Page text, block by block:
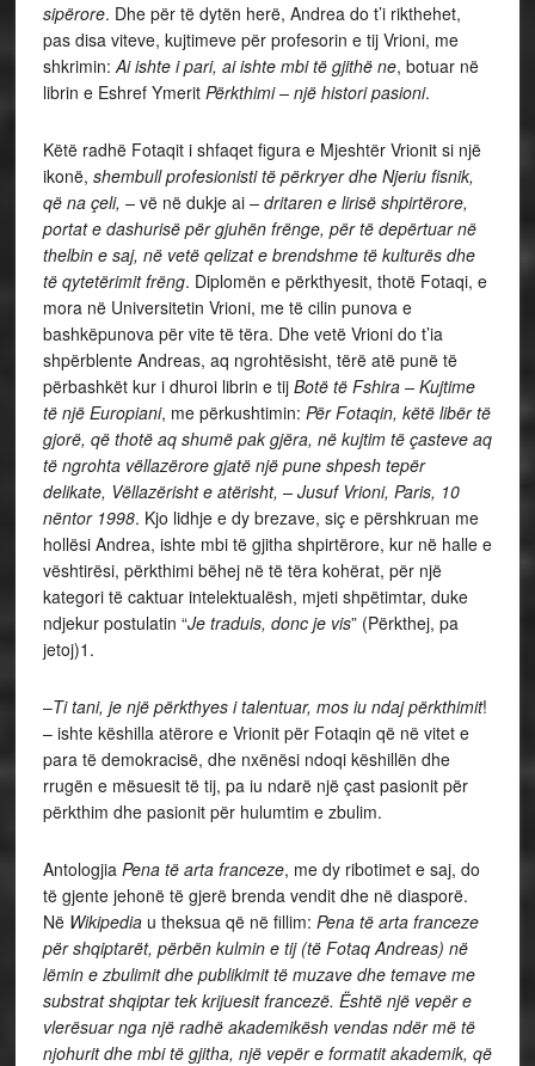
sipërore. Dhe për të dytën herë, Andrea do t’i rikthehet,
pas disa viteve, kujtimeve për profesorin e tij Vrioni, me
shkrimin:Ai ishte i pari, ai ishte mbi të gjithë ne, botuar në
librin e Eshref Ymerit Përkthimi – një histori pasioni.
Këtë radhë Fotaqit i shfaqet figura e Mjeshtër Vrionit si një
ikonë, shembull profesionisti të përkryer dhe Njeriu fisnik,
që na çeli, –vë në dukje ai– dritaren e lirisë shpirtërore,
portat e dashurisë për gjuhën frënge, për të depërtuar në
thelbin e saj, në vetë qelizat e brendshme të kulturës dhe
të qytetërimit frëng. Diplomën e përkthyesit, thotë Fotaqi, e
mora në Universitetin Vrioni, me të cilin punova e
bashkëpunova për vite të tëra. Dhe vetë Vrioni do t’ia
shpërblente Andreas, aq ngrohtësisht, tërë atë punë të
përbashkët kur i dhuroi librin e tij Botë të Fshira – Kujtime
të një Europiani, me përkushtimin: Për Fotaqin, këtë libër të
gjorë, që thotë aq shumë pak gjëra, në kujtim të çasteve aq
të ngrohta vëllazërore gjatë një pune shpesh tepër
delikate, Vëllazërisht e atërisht, – Jusuf Vrioni, Paris, 10
nëntor 1998. Kjo lidhje e dy brezave, siç e përshkruan me
hollësi Andrea, ishte mbi të gjitha shpirtërore, kur në halle e
vështirësi, përkthimi bëhej në të tëra kohërat, për një
kategori të caktuar intelektualësh, mjeti shpëtimtar, duke
ndjekur postulatin “Je traduis, donc je vis” (Përkthej, pa
jetoj)1.
–Ti tani, je një përkthyes i talentuar, mos iu ndaj përkthimit!
– ishte këshilla atërore e Vrionit për Fotaqin që në vitet e
para të demokracisë, dhe nxënësi ndoqi këshillën dhe
rrugën e mësuesit të tij, pa iu ndarë një çast pasionit për
përkthim dhe pasionit për hulumtim e zbulim.
Antologjia Pena të arta franceze, me dy ribotimet e saj, do
të gjente jehonë të gjerë brenda vendit dhe në diasporë.
Në Wikipediau theksua që në fillim: Pena të arta franceze
për shqiptarët, përbën kulmin e tij (të Fotaq Andreas) në
lëmin e zbulimit dhe publikimit të muzave dhe temave me
substrat shqiptar tek krijuesit francezë. Është një vepër e
vlerësuar nga një radhë akademikësh vendas ndër më të
njohurit dhe mbi të gjitha, një vepër e formatit akademik, që